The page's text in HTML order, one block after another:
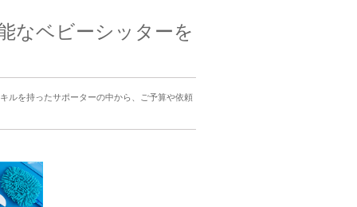
なベビーシッターを
ルを持ったサポーターの中から、ご予算や依頼